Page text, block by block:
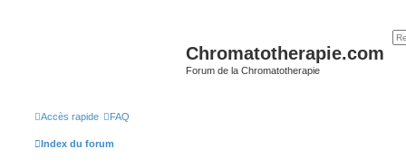
Chromatotherapie.com
Forum de la Chromatotherapie
Accès rapide FAQ
Index du forum